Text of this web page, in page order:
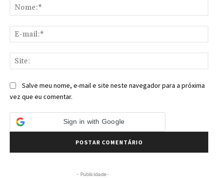
Salve meu nome, e-mail e site neste navegador para a próxima
vez que eu comentar.
Sign in with Google
- Publicidade-